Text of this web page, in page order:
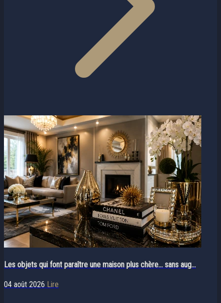
Les objets qui font paraître une maison plus chère… sans aug...
04 août 2026 Lire